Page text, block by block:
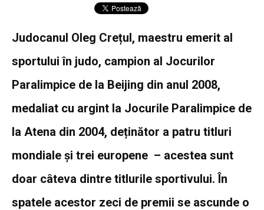
Judocanul Oleg Crețul, maestru emerit al
sportului în judo, campion al Jocurilor
Paralimpice de la Beijing din anul 2008,
medaliat cu argint la Jocurile Paralimpice de
la Atena din 2004, deținător a patru titluri
mondiale şi trei europene – acestea sunt
doar câteva dintre titlurile sportivului. În
spatele acestor zeci de premii se ascunde o